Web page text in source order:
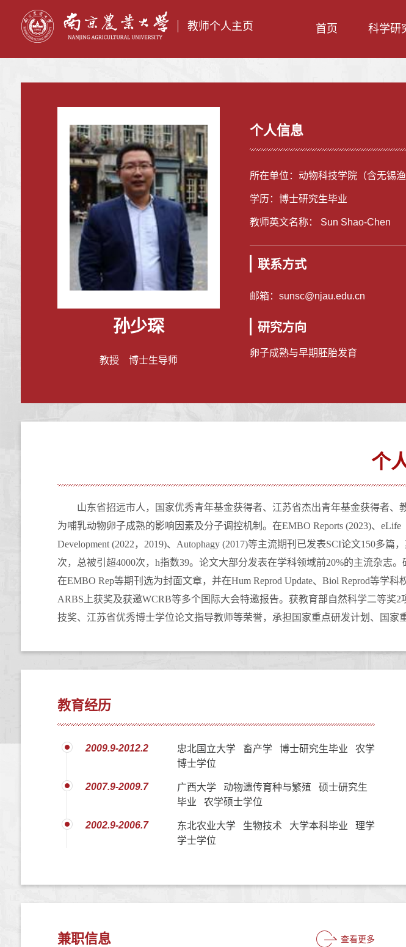
教师个人主页 首页 科学研
孙少琛
教授 博士生导师
个人信息
所在单位：动物科技学院（含无锡渔
学历：博士研究生毕业
教师英文名称： Sun Shao-Chen
联系方式
邮箱： sunsc@njau.edu.cn
研究方向
卵子成熟与早期胚胎发育
个
山东省招远市人，国家优秀青年基金获得者、江苏省杰出青年基金获得者、
为哺乳动物卵子成熟的影响因素及分子调控机制。在EMBO Reports (2023)、eLife
Development (2022， 2019)、 Autophagy (2017)等主流期刊已发表SCI论文150多篇
次， 总被引超4000次， h指数39。 论文大部分发表在学科领域前20%的主流杂志。
在EMBO Rep等期刊 选为封面文章，并在Hum Reprod Update、 Biol Reprod等学科
ARBS 上获奖及获邀WCRB等多个国际大会特邀报告。 获教育部自然科学二等奖2
技奖、江苏省优秀博士学位论文指导教师等荣誉， 承担国家重点研发计划、国家
教育经历
2009.9-2012.2
忠北国立大学 畜产学 博士研究生毕业 农学
博士学位
2007.9-2009.7
广西大学 动物遗传育种与繁殖 硕士研究生
毕业 农学硕士学位
2002.9-2006.7
东北农业大学 生物技术 大学本科毕业 理学
学士学位
兼职信息 查看更多